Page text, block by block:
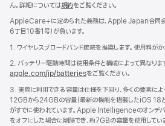
ん。詳細については規約（新
ウ
イ
ン
ウ
で
開
き
ま
す）
をご覧ください。
AppleCare+に定められた義務は、Apple Japan合同
6丁目10番1号）が負いま す 。
1. ワイヤレスブロードバンド接続を推奨します。使用料がか
2. バッテリー駆動時間は使用条件と構成によって異なりま
apple.com/jp/batteriesをご覧ください。
3. 実際に利用できる容量は仕様を下回り、多くの要素によ
12GBから24GBの容量（最新の機能を搭載したiOS 18
がすでに使われています。Apple Intelligenceのオン
をオフにした場合に削除でき、約7GBの容量を使用し